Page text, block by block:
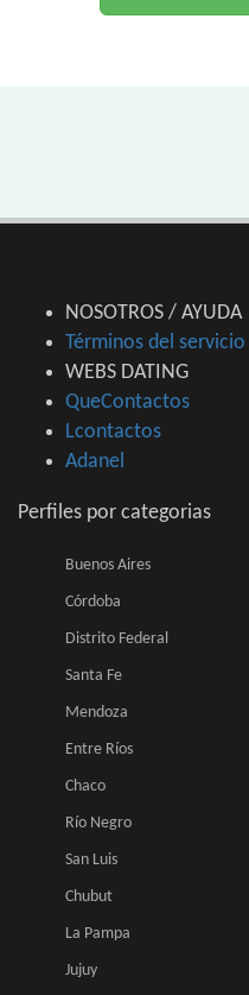
NOSOTROS / AYUDA
Términos del servicio
WEBS DATING
QueContactos
Lcontactos
Adanel
Perfiles por categorias
Buenos Aires
Córdoba
Distrito Federal
Santa Fe
Mendoza
Entre Ríos
Chaco
Río Negro
San Luis
Chubut
La Pampa
Jujuy